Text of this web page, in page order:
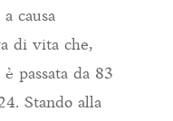
causa
di vita che,
passata da 83
Stando alla